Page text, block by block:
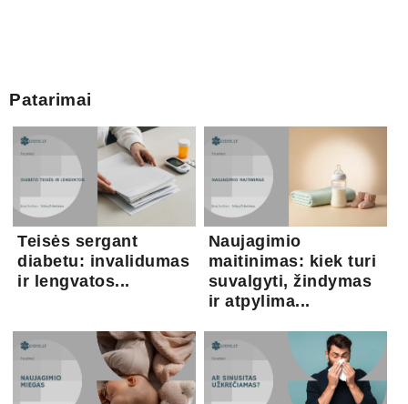
Patarimai
Teisės sergant
diabetu: invalidumas
ir lengvatos...
Naujagimio
maitinimas: kiek turi
suvalgyti, žindymas
ir atpylima...